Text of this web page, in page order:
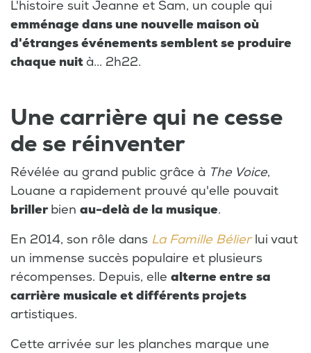
L'histoire suit Jeanne et Sam, un couple qui
emménage dans une nouvelle maison où
d'étranges événements semblent se produire
chaque nuità... 2h22.
Une carrière qui ne cesse
de se réinventer
Révélée au grand public grâce à The Voice,
Louane a rapidement prouvé qu'elle pouvait
brillerbien au-delà de la musique.
En 2014, son rôle dans La Famille Bélierlui vaut
un immense succès populaire et plusieurs
récompenses. Depuis, elle alterne entre sa
carrière musicale et différents projets
artistiques.
Cette arrivée sur les planches marque une